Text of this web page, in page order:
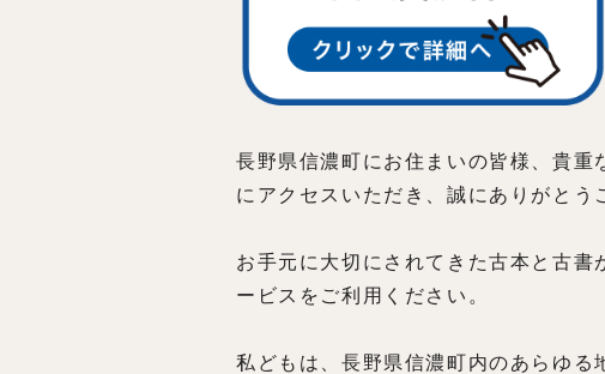
長野県信濃町にお住まいの皆様、貴重
にアクセスいただき、誠にありがとう
お手元に大切にされてきた古本と古
ービスをご利用ください。
私どもは、長野県信濃町内のあらゆる